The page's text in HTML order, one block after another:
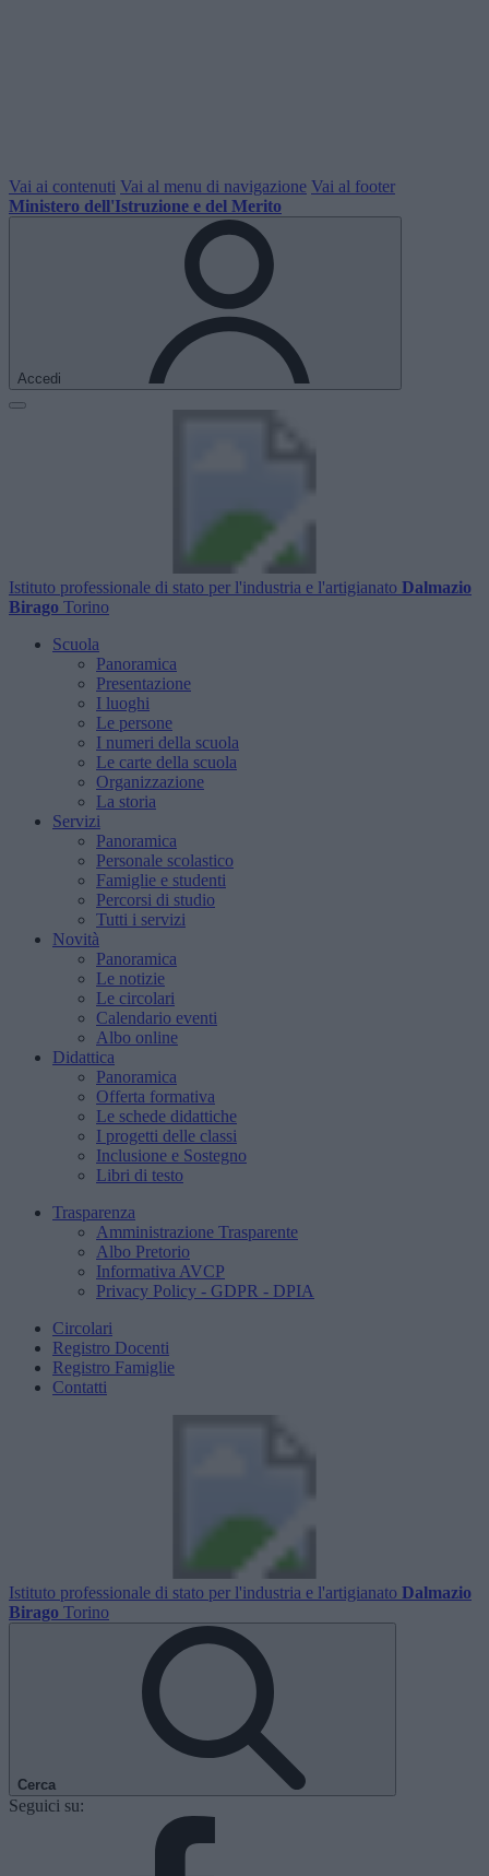
Vai ai contenuti Vai al menu di navigazione Vai al footer
Ministero dell'Istruzione e del Merito
Accedi
Istituto professionale di stato per l'industria e l'artigianato Dalmazio
Birago Torino
Scuola
Panoramica
Presentazione
I luoghi
Le persone
I numeri della scuola
Le carte della scuola
Organizzazione
La storia
Servizi
Panoramica
Personale scolastico
Famiglie e studenti
Percorsi di studio
Tutti i servizi
Novità
Panoramica
Le notizie
Le circolari
Calendario eventi
Albo online
Didattica
Panoramica
Offerta formativa
Le schede didattiche
I progetti delle classi
Inclusione e Sostegno
Libri di testo
Trasparenza
Amministrazione Trasparente
Albo Pretorio
Informativa AVCP
Privacy Policy - GDPR - DPIA
Circolari
Registro Docenti
Registro Famiglie
Contatti
Istituto professionale di stato per l'industria e l'artigianato Dalmazio
Birago Torino
Cerca
Seguici su: